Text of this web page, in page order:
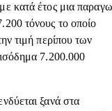
κατά έτος μια
τόνους το οποίο
τιμή περίπου των
7.200.000
ξανά στα